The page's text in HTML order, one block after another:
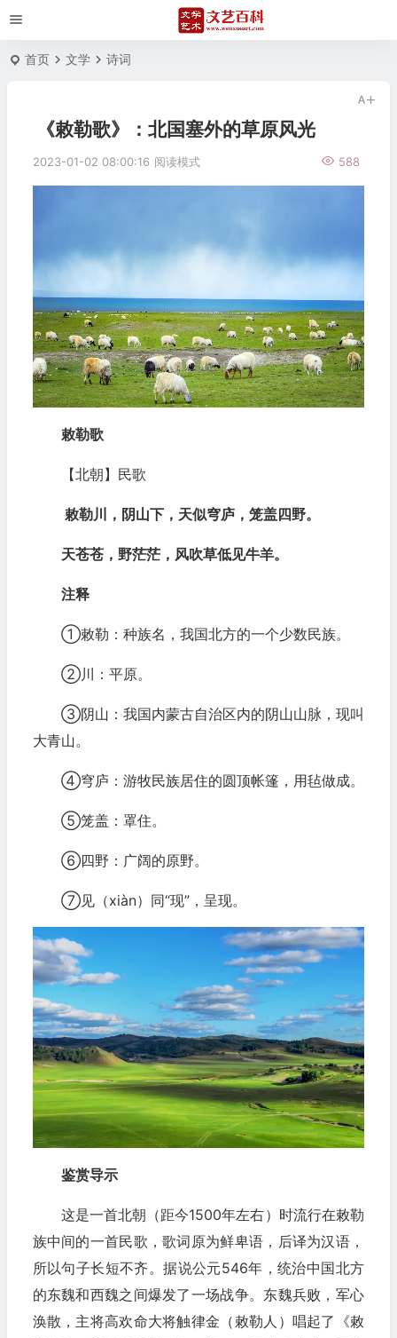
首页 文学 诗词
《敕勒歌》：北国塞外的草原风光
2023-01-02 08:00:16 588
阅读模式
敕勒歌
【北朝】民歌
敕勒川，阴山下，天似穹庐，笼盖四野。
天苍苍，野茫茫，风吹草低见牛羊。
注释
①敕勒：种族名，我国北方的一个少数民族。
②川：平原。
③阴山：我国内蒙古自治区内的阴山山脉，现叫
大青山。
④穹庐：游牧民族居住的圆顶帐篷，用毡做成。
⑤笼盖：罩住。
⑥四野：广阔的原野。
⑦见（xiàn）同“现”，呈现。
鉴赏导示
这是一首北朝（距今1500年左右）时流行在敕勒
族中间的一首民歌，歌词原为鲜卑语，后译为汉语，
所以句子长短不齐。据说公元546年，统治中国北方
的东魏和西魏之间爆发了一场战争。东魏兵败，军心
涣散，主将高欢命大将触律金（敕勒人）唱起了《敕